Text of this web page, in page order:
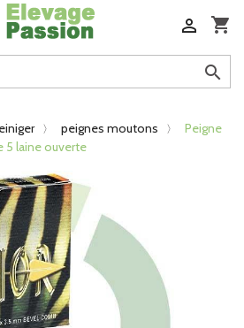
shopping_cart


peignes moutons
Peigne
5 laine ouverte